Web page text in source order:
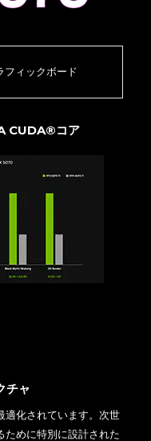
フィックボード
CUDA®コア
チャ
適化されています。次世
ために特別に設計された